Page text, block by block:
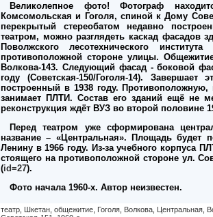
Великолепное фото! Фотограф
Комсомольская и Гоголя, спиной к Дому
перекрытый стереобатом недавно
театром, можно разглядеть каскад фасадов
Поволжского лесотехнического
противоположной стороне улицы.
Волкова-143. Следующий фасад - боковой
году (Советская-150/Гоголя-14).
построенный в 1938 году.
занимает ПЛТИ. Состав его зданий ещё не
реконструкция ждёт ВУЗ во второй половине
Перед театром уже сформирована
название – «Центральная». Площадь будет
Ленину в 1966 году. Из-за учебного корпуса
стоящего на противоположной стороне ул.
(id=27).
Фото начала 1960-х. Автор неизвестен.
театр Шкетан общежитие Гоголя Волкова Центральная